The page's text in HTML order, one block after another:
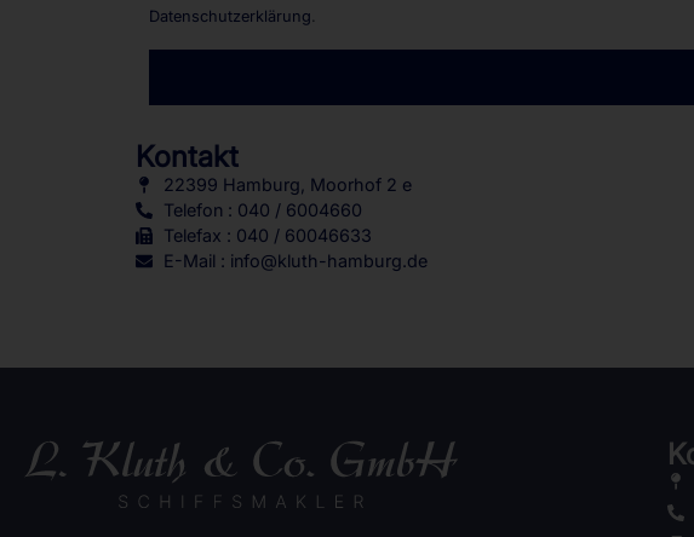
Datenschutzerklärung.
Kontakt
22399 Hamburg, Moorhof 2 e
Telefon : 040 / 6004660
Telefax : 040 / 60046633
E-Mail : info@kluth-hamburg.de